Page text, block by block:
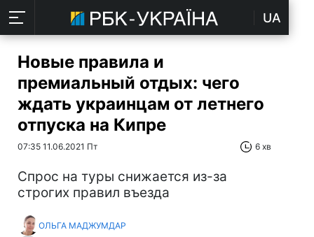
UA
Новые правила и
премиальный отдых: чего
ждать украинцам от летнего
отпуска на Кипре
07:35 11.06.2021 Пт 6 хв
Спрос на туры снижается из-за
строгих правил въезда
ОЛЬГА МАДЖУМДАР